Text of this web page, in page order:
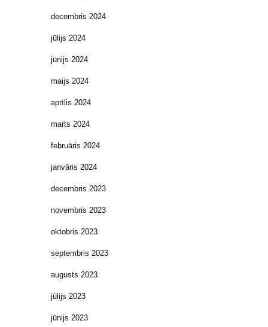
decembris 2024
jūlijs 2024
jūnijs 2024
maijs 2024
aprīlis 2024
marts 2024
februāris 2024
janvāris 2024
decembris 2023
novembris 2023
oktobris 2023
septembris 2023
augusts 2023
jūlijs 2023
jūnijs 2023